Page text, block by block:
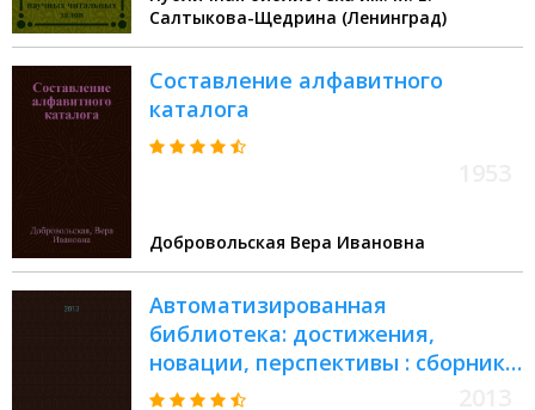
Салтыкова-Щедрина (Ленинград)
Составление алфавитного
каталога
Добровольская Вера Ивановна
Автоматизированная
библиотека: достижения,
новации, перспективы : сборник
статей